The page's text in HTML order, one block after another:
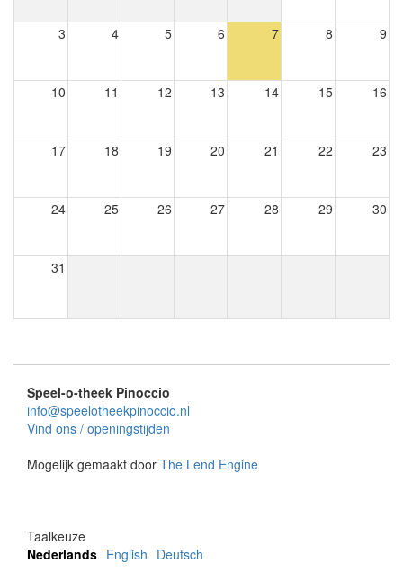
3 4 5 6 7 8 9
10 11 12 13 14 15 16
17 18 19 20 21 22 23
24 25 26 27 28 29 30
31
Speel-o-theek Pinoccio
info@speelotheekpinoccio.nl
Vind ons / openingstijden
Mogelijk gemaakt door The Lend Engine
Taalkeuze
Nederlands English Deutsch